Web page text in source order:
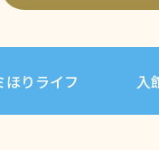
ほりライフ 入